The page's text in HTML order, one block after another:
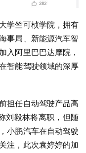
学竺可桢学院，拥有
事局、新能源汽车智
入阿里巴巴达摩院，
智能驾驶领域的深厚
担任自动驾驶产品高
刘毅林将离职，但随
小鹏汽车在自动驾驶
注，此次袁婷婷的加